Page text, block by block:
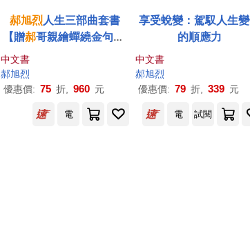
郝旭烈人生三部曲套書
【贈郝哥親繪蟬繞金句卡.
三款隨機乙款】：致富覺
察、人生成為、享受蛻變
中文書
郝旭烈
優惠價: 75 折, 960 元
享受蛻變：駕馭人生
的順應力
中文書
郝旭烈
優惠價: 79 折, 339 元
電 電 試閱